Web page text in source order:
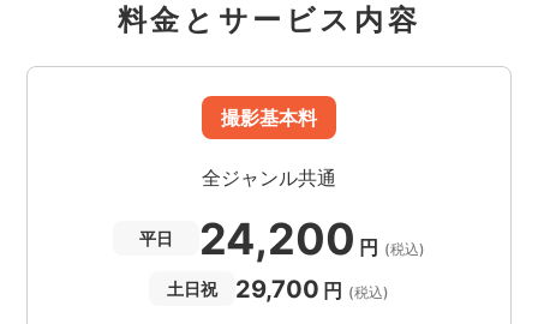
料金とサービス内容
撮影基本料
全ジャンル共通
平日 24,200 円 (税込)
土日祝 29,700 円 (税込)